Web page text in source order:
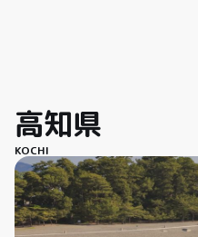
高知県
KOCHI